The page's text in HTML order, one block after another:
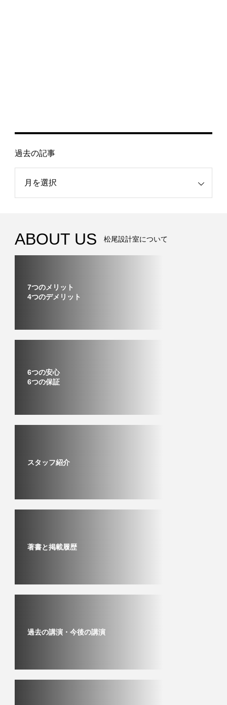
過去の記事
ABOUT US 松尾設計室について
7つのメリット
4つのデメリット
6つの安心
6つの保証
スタッフ紹介
著書と掲載履歴
過去の講演・今後の講演